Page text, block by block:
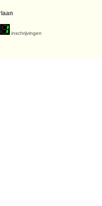
inschrijvingen